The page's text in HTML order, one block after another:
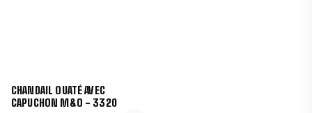
CHANDAIL OUATÉ AVEC
CAPUCHON M&O - 3320